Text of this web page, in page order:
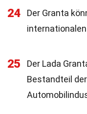
24
Der Granta
25
Der Lada
Bestandteil